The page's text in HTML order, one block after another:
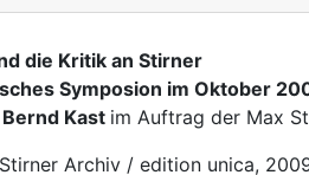
die Kritik an Stirner
Symposion im Oktober
Bernd Kast im Auftrag der Max
Archiv / edition unica,